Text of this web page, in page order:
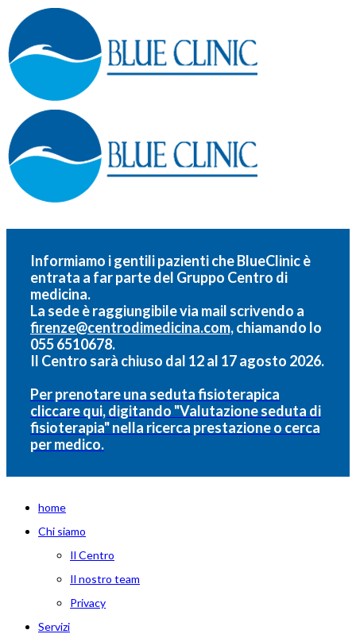
Informiamo i gentili pazienti che BlueClinic è
entrata a far parte del Gruppo Centro di
medicina.
La sede è raggiungibile via mail scrivendo a
firenze@centrodimedicina.com,chiamando lo
055 6510678.
Il Centro sarà chiuso dal 12 al 17 agosto 2026.
Per prenotare una seduta fisioterapica
cliccare qui, digitando "Valutazione seduta di
fisioterapia" nella ricerca prestazione o cerca
per medico.
home
Chi siamo
Il Centro
Il nostro team
Privacy
Servizi